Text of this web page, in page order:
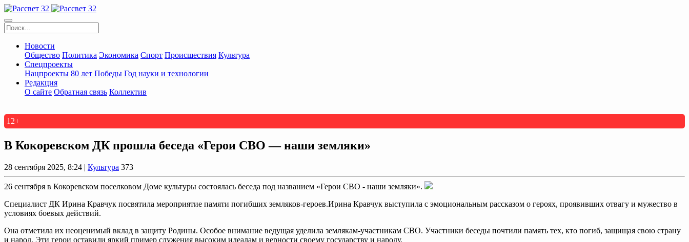
Новости
Общество Политика Экономика Спорт Происшествия Культура
Спецпроекты
Нацпроекты 80 лет Победы Год науки и технологии
Редакция
О сайте Обратная связь Коллектив
12+
В Кокоревском ДК прошла беседа «Герои СВО — наши земляки»
28 сентября 2025, 8:24 | Культура 373
26 сентября в Кокоревском поселковом Доме культуры состоялась беседа под названием «Герои СВО - наши земляки».
Специалист ДК Ирина Кравчук посвятила мероприятие памяти погибших земляков-героев.Ирина Кравчук выступила с эмоциональным рассказом о героях, проявивших отвагу и мужество в
условиях боевых действий.
Она отметила их неоценимый вклад в защиту Родины. Особое внимание ведущая уделила землякам-участникам СВО. Участники беседы почтили память тех, кто погиб, защищая свою страну
и народ. Эти герои оставили яркий пример служения высоким идеалам и верности своему государству и народу.